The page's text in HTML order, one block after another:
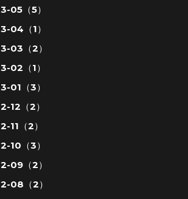
05（5）
04（1）
03（2）
02（1）
01（3）
12（2）
11（2）
10（3）
09（2）
08（2）